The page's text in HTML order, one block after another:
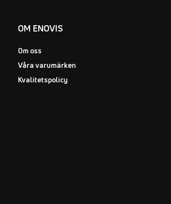
OM ENOVIS
Om oss
Våra varumärken
Kvalitetspolicy